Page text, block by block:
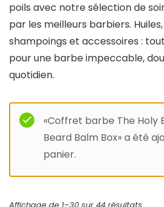
poils avec notre sélection de
par les meilleurs barbiers.
shampoings et accessoires :
pour une barbe impeccable,
quotidien.
«Coffret barbe The Holy
Beard Balm Box» a été
panier.